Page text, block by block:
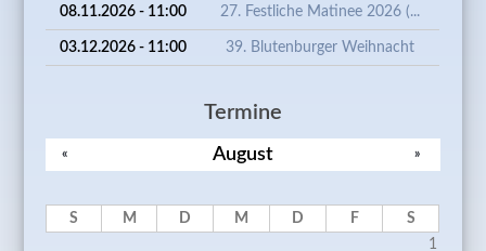
08.11.2026 - 11:00 27. Festliche Matinee 2026 (...
03.12.2026 - 11:00 39. Blutenburger Weihnacht
Termine
August
« »
S M D M D F
S
1